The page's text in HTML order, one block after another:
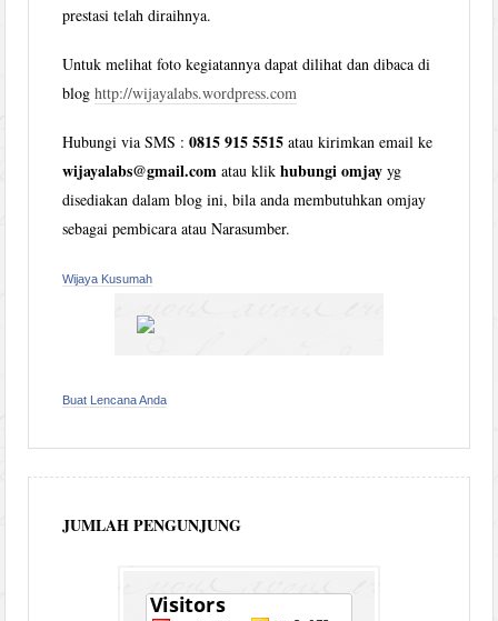
prestasi telah diraihnya.
Untuk melihat foto kegiatannya dapat dilihat dan dibaca di
bloghttp://wijayalabs.wordpress.com
Hubungi via SMS :0815 915 5515 atau kirimkan email ke
wijayalabs@gmail.com atau klikhubungi omjay yg
disediakan dalam blog ini, bila anda membutuhkan omjay
sebagai pembicara atau Narasumber.
Wijaya Kusumah
Buat Lencana Anda
JUMLAH PENGUNJUNG